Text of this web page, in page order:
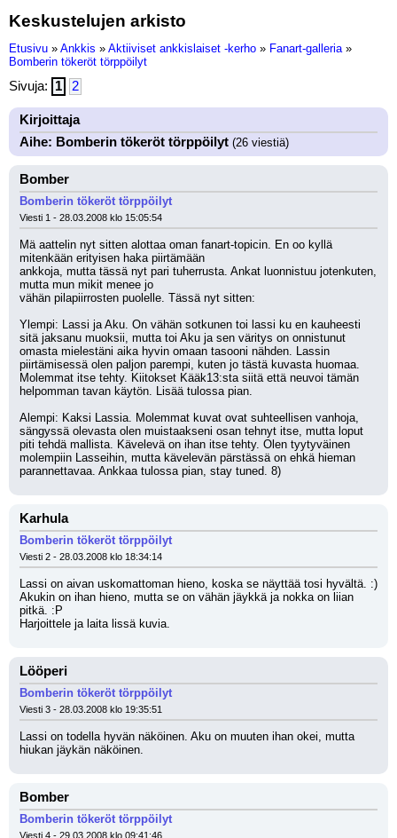
Keskustelujen arkisto
Etusivu » Ankkis » Aktiiviset ankkislaiset -kerho » Fanart-galleria »
Bomberin tökeröt törppöilyt
Sivuja: 1 2
Kirjoittaja
Aihe: Bomberin tökeröt törppöilyt (26 viestiä)
Bomber
Bomberin tökeröt törppöilyt
Viesti 1 - 28.03.2008 klo 15:05:54
Mä aattelin nyt sitten alottaa oman fanart-topicin. En oo kyllä
mitenkään erityisen haka piirtämään
ankkoja, mutta tässä nyt pari tuherrusta. Ankat luonnistuu jotenkuten,
mutta mun mikit menee jo
vähän pilapiirrosten puolelle. Tässä nyt sitten:
Ylempi: Lassi ja Aku. On vähän sotkunen toi lassi ku en kauheesti
sitä jaksanu muoksii, mutta toi Aku ja sen väritys on onnistunut
omasta mielestäni aika hyvin omaan tasooni nähden. Lassin
piirtämisessä olen paljon parempi, kuten jo tästä kuvasta huomaa.
Molemmat itse tehty. Kiitokset Kääk13:sta siitä että neuvoi tämän
helpomman tavan käytön. Lisää tulossa pian.
Alempi: Kaksi Lassia. Molemmat kuvat ovat suhteellisen vanhoja,
sängyssä olevasta olen muistaakseni osan tehnyt itse, mutta loput
piti tehdä mallista. Kävelevä on ihan itse tehty. Olen tyytyväinen
molempiin Lasseihin, mutta kävelevän pärstässä on ehkä hieman
parannettavaa. Ankkaa tulossa pian, stay tuned. 8)
Karhula
Bomberin tökeröt törppöilyt
Viesti 2 - 28.03.2008 klo 18:34:14
Lassi on aivan uskomattoman hieno, koska se näyttää tosi hyvältä. :)
Akukin on ihan hieno, mutta se on vähän jäykkä ja nokka on liian
pitkä. :P
Harjoittele ja laita lissä kuvia.
Lööperi
Bomberin tökeröt törppöilyt
Viesti 3 - 28.03.2008 klo 19:35:51
Lassi on todella hyvän näköinen. Aku on muuten ihan okei, mutta
hiukan jäykän näköinen.
Bomber
Bomberin tökeröt törppöilyt
Viesti 4 - 29.03.2008 klo 09:41:46